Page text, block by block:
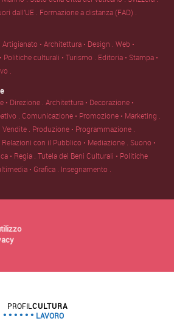
dall'UE . Formazione a distanza (FAD) .
Artigianato • Architettura • Design .Web •
Politiche culturali • Turismo . Editoria • Stampa •
.
• Direzione .Architettura • Decorazione •
.Comunicazione • Promozione • Marketing .
. Produzione • Programmazione .
Relazioni con il Pubblico • Mediazione . Suono •
• Regia .Tutela dei Beni Culturali • Politiche
• Grafica . Insegnamento .
PROFIL CULTURA
LAVORO